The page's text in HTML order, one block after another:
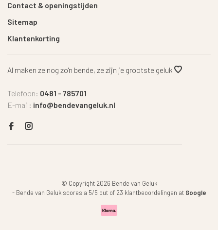
Contact & openingstijden
Sitemap
Klantenkorting
Al maken ze nog zo'n bende, ze zijn je grootste geluk
Telefoon: 0481 - 785701
E-mail: info@bendevangeluk.nl
© Copyright 2026 Bende van Geluk
- Bende van Geluk scores a 5/5 out of 23 klantbeoordelingen at Google